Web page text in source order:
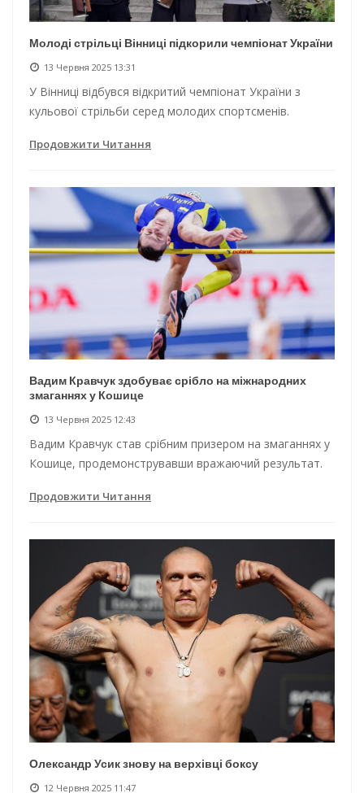
Молоді стрільці Вінниці підкорили чемпіонат України
13 Червня 2025 13:31
У Вінниці відбувся відкритий чемпіонат України з
кульової стрільби серед молодих спортсменів.
Продовжити Читання
Вадим Кравчук здобуває срібло на міжнародних
змаганнях у Кошице
13 Червня 2025 12:43
Вадим Кравчук став срібним призером на змаганнях у
Кошице, продемонструвавши вражаючий результат.
Продовжити Читання
Олександр Усик знову на верхівці боксу
12 Червня 2025 11:47